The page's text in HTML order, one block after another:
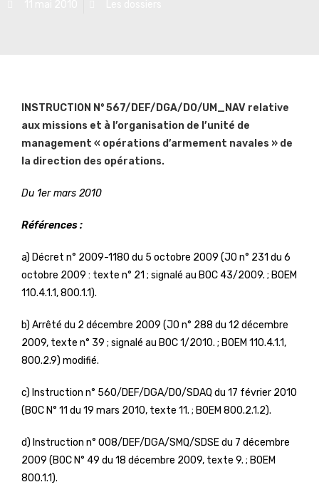
INSTRUCTION N° 567/DEF/DGA/DO/UM_NAV relative
aux missions et à l’organisation de l’unité de
management « opérations d’armement navales » de
la direction des opérations.
Du 1ermars 2010
Références :
a) Décret n° 2009-1180 du 5 octobre 2009 (JO n° 231 du 6
octobre 2009 : texte n° 21 ; signalé au BOC 43/2009. ; BOEM
110.4.1.1, 800.1.1).
b) Arrêté du 2 décembre 2009 (JO n° 288 du 12 décembre
2009, texte n° 39 ; signalé au BOC 1/2010. ; BOEM 110.4.1.1,
800.2.9) modifié.
c) Instruction n° 560/DEF/DGA/DO/SDAQ du 17 février 2010
(BOC N° 11 du 19 mars 2010, texte 11. ; BOEM 800.2.1.2).
d) Instruction n° 008/DEF/DGA/SMQ/SDSE du 7 décembre
2009 (BOC N° 49 du 18 décembre 2009, texte 9. ; BOEM
800.1.1).